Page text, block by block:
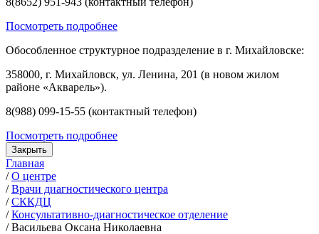
Посмотреть подробнее
Обособленное структурное подразделение в г. Михайловске:
358000, г. Михайловск, ул. Ленина, 201 (в новом жилом
районе «Акварель»).
8(988) 099-15-55 (контактный телефон)
Посмотреть подробнее
Закрыть
Главная
/ О центре
/ Врачи диагностического центра
/ СККДЦ
/ Консультативно-диагностическое отделение
/ Васильева Оксана Николаевна